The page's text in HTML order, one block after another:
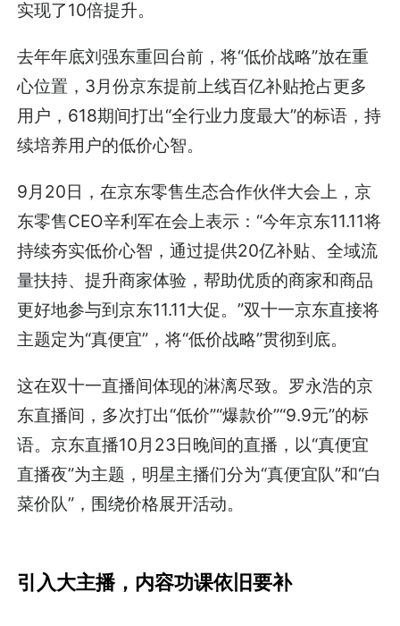
实现了10倍提升。
去年年底刘强东重回台前，将“低价战略”放在重
心位置，3月份京东提前上线百亿补贴抢占更多
用户，618期间打出“全行业力度最大”的标语，持
续培养用户的低价心智。
9月20日，在京东零售生态合作伙伴大会上，京
东零售CEO辛利军在会上表示：“今年京东11.11将
持续夯实低价心智，通过提供20亿补贴、全域流
量扶持、提升商家体验，帮助优质的商家和商品
更好地参与到京东11.11大促。”双十一京东直接将
主题定为“真便宜”，将“低价战略”贯彻到底。
这在双十一直播间体现的淋漓尽致。罗永浩的京
东直播间，多次打出“低价”“爆款价”“9.9元”的标
语。京东直播10月23日晚间的直播，以“真便宜
直播夜”为主题，明星主播们分为“真便宜队”和“白
菜价队”，围绕价格展开活动。
引入大主播，内容功课依旧要补